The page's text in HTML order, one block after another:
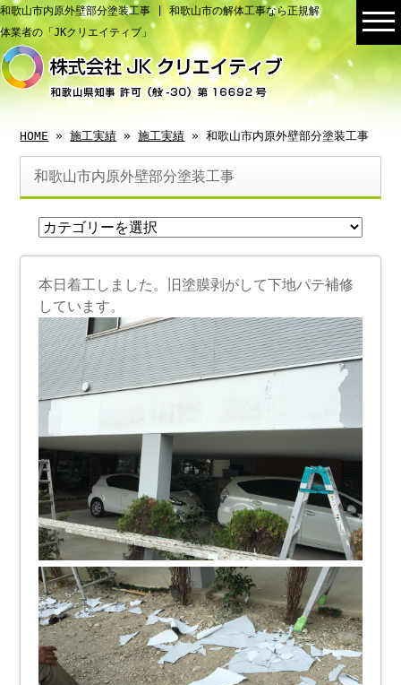
和歌山市内原外壁部分塗装工事 | 和歌山市の解体工事なら正規解
体業者の「JKクリエイティブ」
HOME »施工実績 »施工実績 » 和歌山市内原外壁部分塗装工事
和歌山市内原外壁部分塗装工事
本日着工しました。旧塗膜剥がして下地パテ補修
しています。